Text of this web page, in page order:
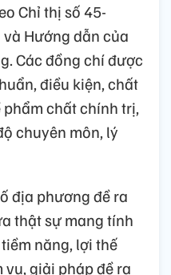
Chỉ thị số 45-
Hướng dẫn của
Các đồng chí được
điều kiện, chất
chất chính trị,
chuyên môn, lý
địa phương đề ra
thật sự mang tính
năng, lợi thế
giải pháp đề ra